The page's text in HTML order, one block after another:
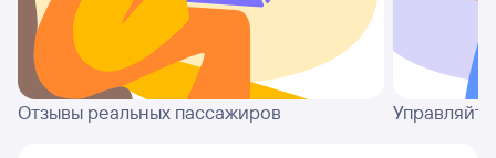
Отзывы реальных пассажиров